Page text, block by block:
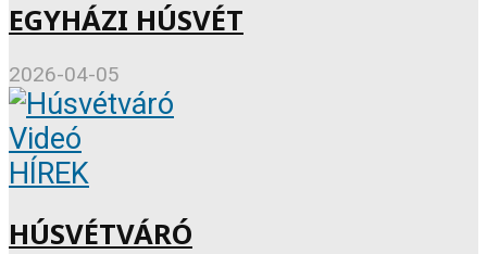
EGYHÁZI HÚSVÉT
2026-04-05
Videó
HÍREK
HÚSVÉTVÁRÓ